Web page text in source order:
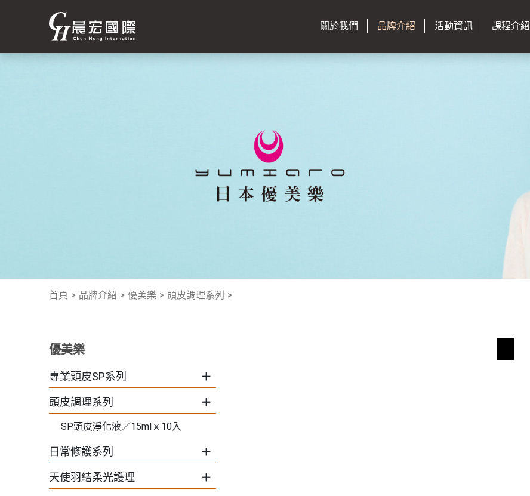
關於我們 品牌介紹 活動資訊 課程介紹
首頁 品牌介紹 優美樂 頭皮調理系列
優美樂
專業頭皮SP系列
頭皮調理系列
SP頭皮淨化液／15mlｘ10入
日常修護系列
天使羽結柔光護理